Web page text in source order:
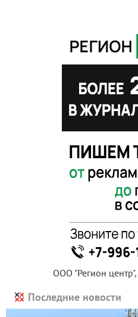
ООО "Регион
Последние новости